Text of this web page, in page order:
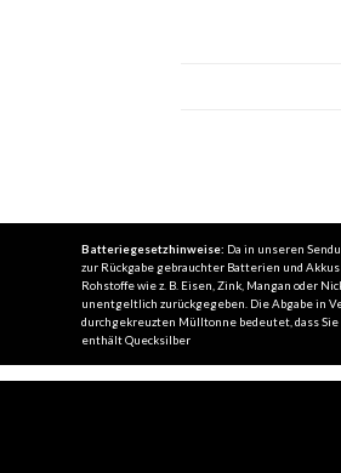
Batteriegesetzhinweise: Da in unseren
zur Rückgabe gebrauchter Batterien und
Rohstoffe wie z. B. Eisen, Zink, Mangan oder
unentgeltlich zurückgegeben. Die Abgabe in
durchgekreuzten Mülltonne bedeutet, dass
enthält Quecksilber